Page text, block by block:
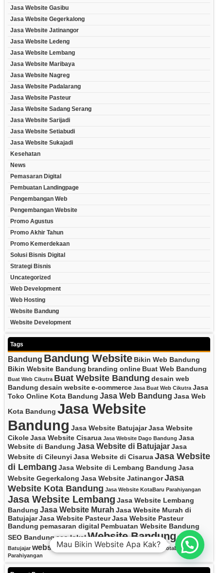
Jasa Website Gasibu
Jasa Website Gegerkalong
Jasa Website Jatinangor
Jasa Website Ledeng
Jasa Website Lembang
Jasa Website Maribaya
Jasa Website Nagreg
Jasa Website Padalarang
Jasa Website Pasteur
Jasa Website Sadang Serang
Jasa Website Sarijadi
Jasa Website Setiabudi
Jasa Website Sukajadi
Kesehatan
News
Pemasaran Digital
Pembuatan Landingpage
Pengembangan Web
Pengembangan Website
Promo Agustus
Promo Akhir Tahun
Promo Kemerdekaan
Solusi Bisnis Digital
Strategi Bisnis
Uncategorized
Web Development
Web Hosting
Website Bandung
Website Development
Tags
Bandung Bandung Website Bikin Web Bandung
Bikin Website Bandung branding online Buat Web Bandung
Buat Web Cikutra Buat Website Bandung desain web
Bandung desain websitee-commerce Jasa Buat Web Cikutra Jasa
Toko Online Kota Bandung Jasa Web Bandung Jasa Web
Kota Bandung Jasa Website
Bandung Jasa Website BatujajarJasa Website
CikoleJasa Website Cisarua Jasa Website Dago Bandung Jasa
Website di Bandung Jasa Website di BatujajarJasa
Website di Cileunyi Jasa Website di CisaruaJasa Website
di Lembang Jasa Website di Lembang Bandung Jasa
Website Gegerkalong Jasa Website JatinangorJasa
Website Kota Bandung Jasa Website KotaBaru Parahiyangan
Jasa Website Lembang Jasa Website Lembang
Bandung Jasa Website Murah Jasa Website Murah di
BatujajarJasa Website PasteurJasa Website Pasteur
Bandung pemasaran digital Pembuatan Website Bandung
SEO Bandungseo lokalWebsite Bandung Website
Batujajar website bisnisWebsite Cikutra
Website KotaBaru
Parahiyangan
Mau Bikin Website Apa Kak?